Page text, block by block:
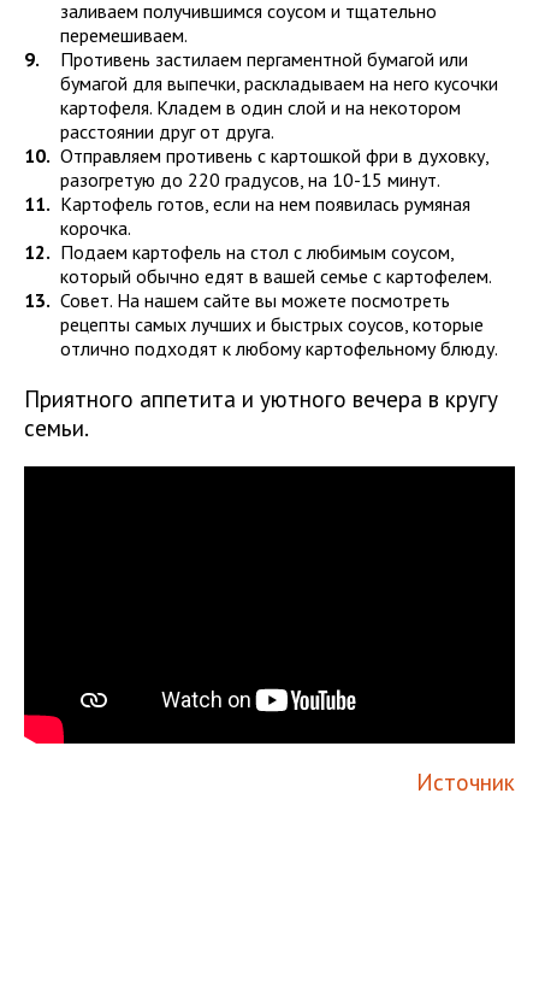
заливаем получившимся соусом и тщательно
перемешиваем.
Противень застилаем пергаментной бумагой или
бумагой для выпечки, раскладываем на него кусочки
картофеля. Кладем в один слой и на некотором
расстоянии друг от друга.
Отправляем противень с картошкой фри в духовку,
разогретую до 220 градусов, на 10-15 минут.
Картофель готов, если на нем появилась румяная
корочка.
Подаем картофель на стол с любимым соусом,
который обычно едят в вашей семье с картофелем.
Совет. На нашем сайте вы можете посмотреть
рецепты самых лучших и быстрых соусов, которые
отлично подходят к любому картофельному блюду.
Приятного аппетита и уютного вечера в кругу
семьи.
Источник